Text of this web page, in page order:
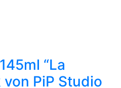
“La
von PiP Studio